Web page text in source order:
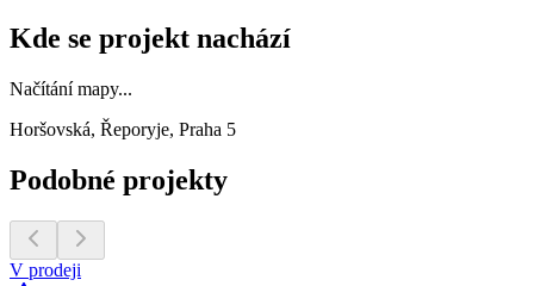
Kde se projekt nachází
Načítání mapy...
Horšovská, Řeporyje, Praha 5
Podobné projekty
V prodeji